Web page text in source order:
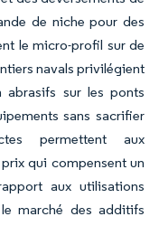
de niche pour des
le micro-profil sur de
navals privilégient
abrasifs sur les ponts
sans sacrifier
permettent aux
qui compensent un
aux utilisations
marché des additifs